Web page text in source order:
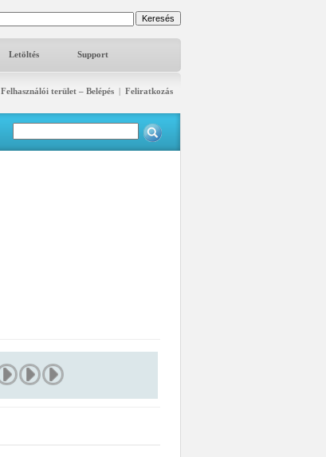
Letöltés Support
Felhasználói terület – Belépés | Feliratkozás